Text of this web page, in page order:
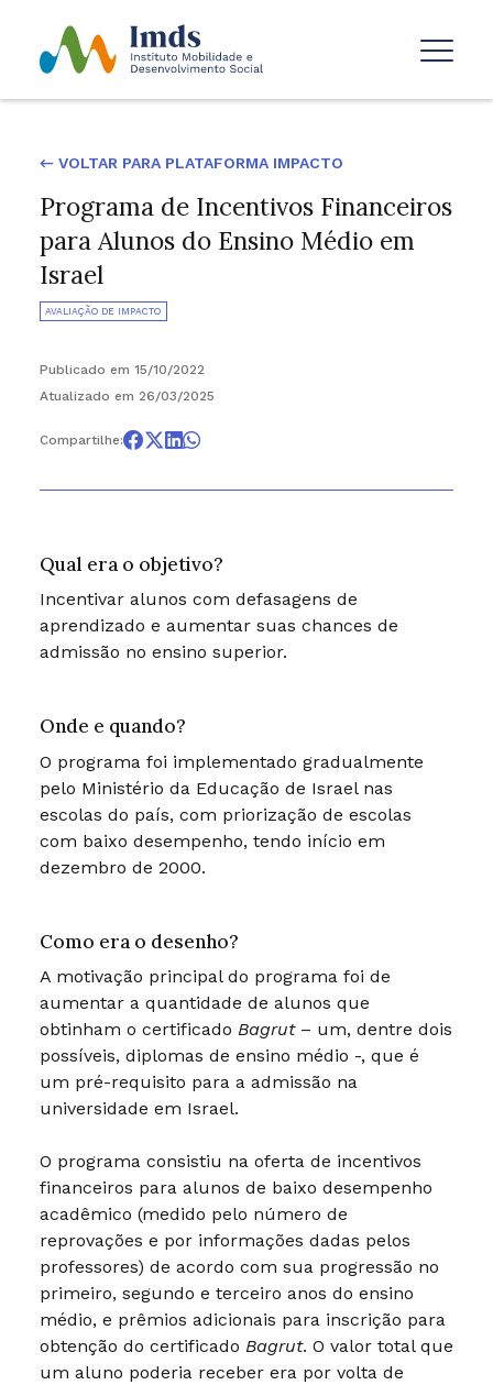
← VOLTAR PARA PLATAFORMA IMPACTO
Programa de Incentivos Financeiros
para Alunos do Ensino Médio em
Israel
AVALIAÇÃO DE IMPACTO
Publicado em 15/10/2022
Atualizado em 26/03/2025
Compartilhe:
Qual era o objetivo?
Incentivar alunos com defasagens de
aprendizado e aumentar suas chances de
admissão no ensino superior.
Onde e quando?
O programa foi implementado gradualmente
pelo Ministério da Educação de Israel nas
escolas do país, com priorização de escolas
com baixo desempenho, tendo início em
dezembro de 2000.
Como era o desenho?
A motivação principal do programa foi de
aumentar a quantidade de alunos que
obtinham o certificado Bagrut – um, dentre dois
possíveis, diplomas de ensino médio -, que é
um pré-requisito para a admissão na
universidade em Israel.
O programa consistiu na oferta de incentivos
financeiros para alunos de baixo desempenho
acadêmico (medido pelo número de
reprovações e por informações dadas pelos
professores) de acordo com sua progressão no
primeiro, segundo e terceiro anos do ensino
médio, e prêmios adicionais para inscrição para
obtenção do certificado Bagrut. O valor total que
um aluno poderia receber era por volta de